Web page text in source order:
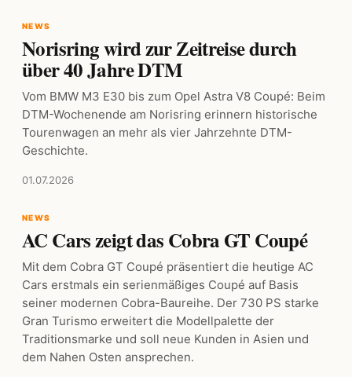
NEWS
Norisring wird zur Zeitreise durch
über 40 Jahre DTM
Vom BMW M3 E30 bis zum Opel Astra V8 Coupé: Beim
DTM-Wochenende am Norisring erinnern historische
Tourenwagen an mehr als vier Jahrzehnte DTM-
Geschichte.
01.07.2026
NEWS
AC Cars zeigt das Cobra GT Coupé
Mit dem Cobra GT Coupé präsentiert die heutige AC
Cars erstmals ein serienmäßiges Coupé auf Basis
seiner modernen Cobra-Baureihe. Der 730 PS starke
Gran Turismo erweitert die Modellpalette der
Traditionsmarke und soll neue Kunden in Asien und
dem Nahen Osten ansprechen.